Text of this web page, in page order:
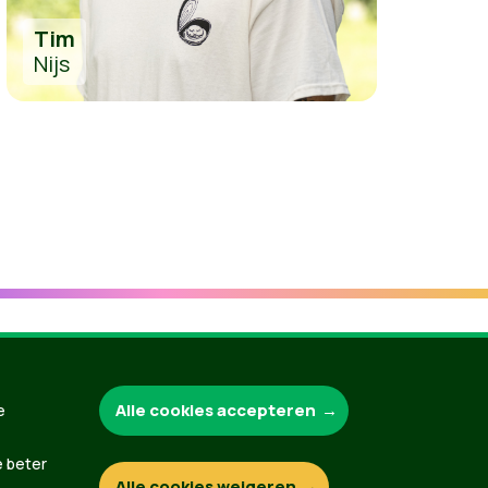
Tim
Nijs
Groen.be
beter
Alle cookies accepteren